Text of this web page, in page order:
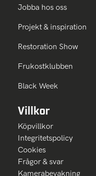
Jobba hos oss
Projekt & inspiration
Restoration Show
Frukostklubben
Black Week
Villkor
Köpvillkor
Integritetspolicy
Cookies
Frågor & svar
Kamerabevakning